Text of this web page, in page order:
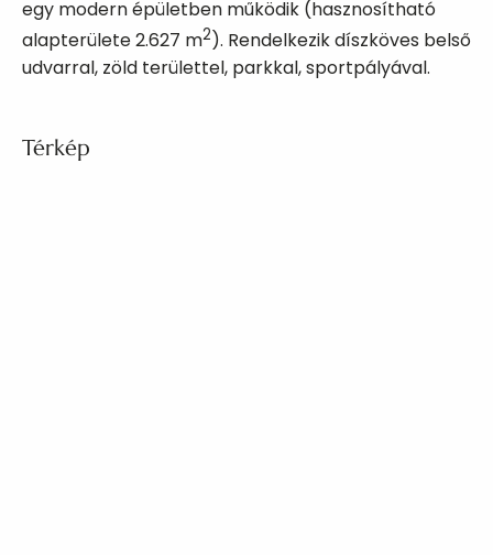
egy modern épületben működik (hasznosítható
alapterülete 2.627 m2). Rendelkezik díszköves belső
udvarral, zöld területtel, parkkal, sportpályával.
Térkép